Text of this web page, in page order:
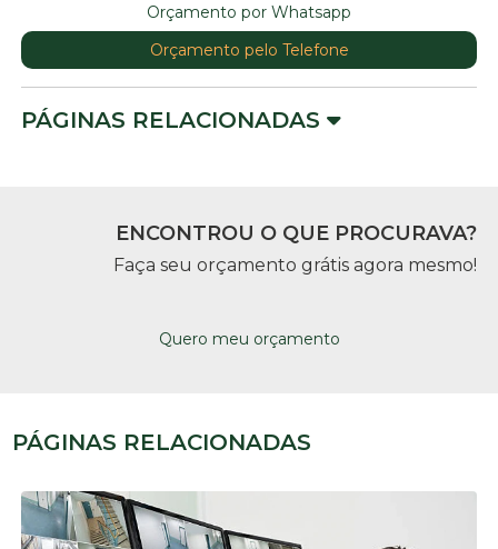
Orçamento por Whatsapp
Orçamento pelo Telefone
PÁGINAS RELACIONADAS
ENCONTROU O QUE PROCURAVA?
Faça seu orçamento grátis agora mesmo!
Quero meu orçamento
PÁGINAS RELACIONADAS